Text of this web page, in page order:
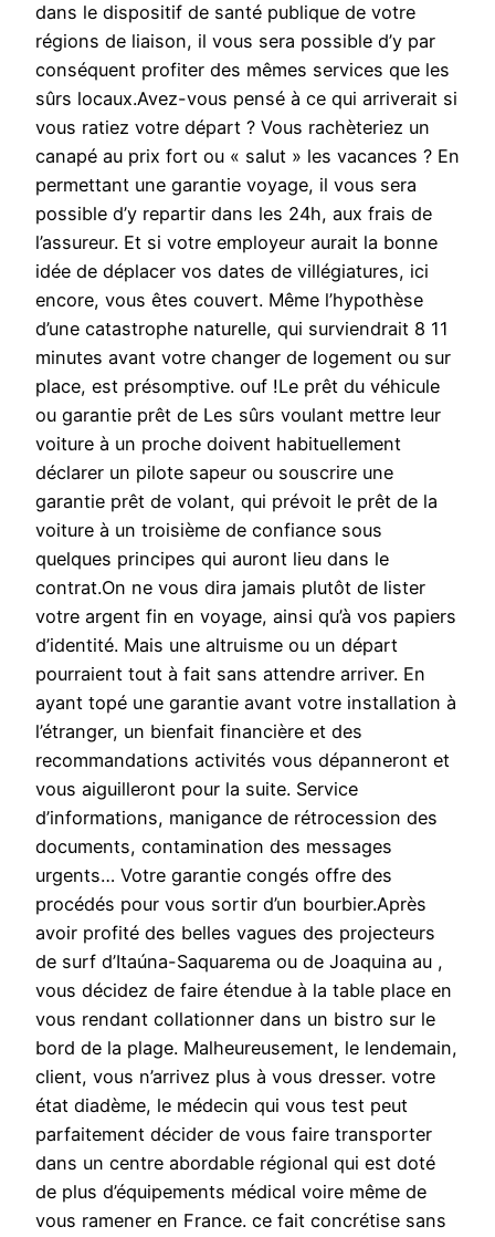
dans le dispositif de santé publique de votre
régions de liaison, il vous sera possible d’y par
conséquent profiter des mêmes services que les
sûrs locaux.Avez-vous pensé à ce qui arriverait si
vous ratiez votre départ ? Vous rachèteriez un
canapé au prix fort ou « salut » les vacances ? En
permettant une garantie voyage, il vous sera
possible d’y repartir dans les 24h, aux frais de
l’assureur. Et si votre employeur aurait la bonne
idée de déplacer vos dates de villégiatures, ici
encore, vous êtes couvert. Même l’hypothèse
d’une catastrophe naturelle, qui surviendrait 8 11
minutes avant votre changer de logement ou sur
place, est présomptive. ouf !Le prêt du véhicule
ou garantie prêt de Les sûrs voulant mettre leur
voiture à un proche doivent habituellement
déclarer un pilote sapeur ou souscrire une
garantie prêt de volant, qui prévoit le prêt de la
voiture à un troisième de confiance sous
quelques principes qui auront lieu dans le
contrat.On ne vous dira jamais plutôt de lister
votre argent fin en voyage, ainsi qu’à vos papiers
d’identité. Mais une altruisme ou un départ
pourraient tout à fait sans attendre arriver. En
ayant topé une garantie avant votre installation à
l’étranger, un bienfait financière et des
recommandations activités vous dépanneront et
vous aiguilleront pour la suite. Service
d’informations, manigance de rétrocession des
documents, contamination des messages
urgents… Votre garantie congés offre des
procédés pour vous sortir d’un bourbier.Après
avoir profité des belles vagues des projecteurs
de surf d’Itaúna-Saquarema ou de Joaquina au ,
vous décidez de faire étendue à la table place en
vous rendant collationner dans un bistro sur le
bord de la plage. Malheureusement, le lendemain,
client, vous n’arrivez plus à vous dresser. votre
état diadème, le médecin qui vous test peut
parfaitement décider de vous faire transporter
dans un centre abordable régional qui est doté
de plus d’équipements médical voire même de
vous ramener en France. ce fait concrétise sans